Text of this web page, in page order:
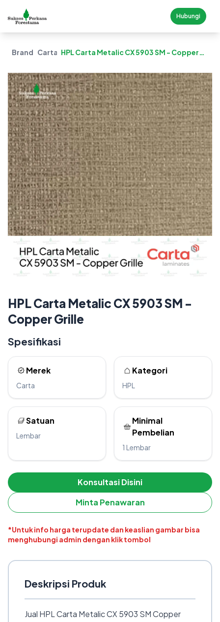
Hubungi
Brand Carta HPL Carta Metalic CX 5903 SM - Copper
HPL Carta Metalic CX 5903 SM -
Copper Grille
Spesifikasi
Merek
Carta
Kategori
HPL
Satuan
Lembar
Minimal
Pembelian
1 Lembar
Konsultasi Disini
Minta Penawaran
*Untuk info harga terupdate dan keaslian gambar bisa
menghubungi admin dengan klik tombol
Deskripsi Produk
Jual HPL Carta Metalic CX 5903 SM Copper